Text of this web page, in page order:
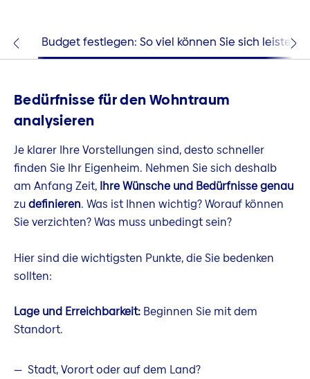
Budget festlegen: So viel können Sie sich leisten
Bedürfnisse für den Wohntraum
analysieren
Je klarer Ihre Vorstellungen sind, desto schneller
finden Sie Ihr Eigenheim. Nehmen Sie sich deshalb
am Anfang Zeit, Ihre Wünsche und Bedürfnisse genau
zudefinieren. Was ist Ihnen wichtig? Worauf können
Sie verzichten? Was muss unbedingt sein?
Hier sind die wichtigsten Punkte, die Sie bedenken
sollten:
Lage und Erreichbarkeit: Beginnen Sie mit dem
Standort.
Stadt, Vorort oder auf dem Land?